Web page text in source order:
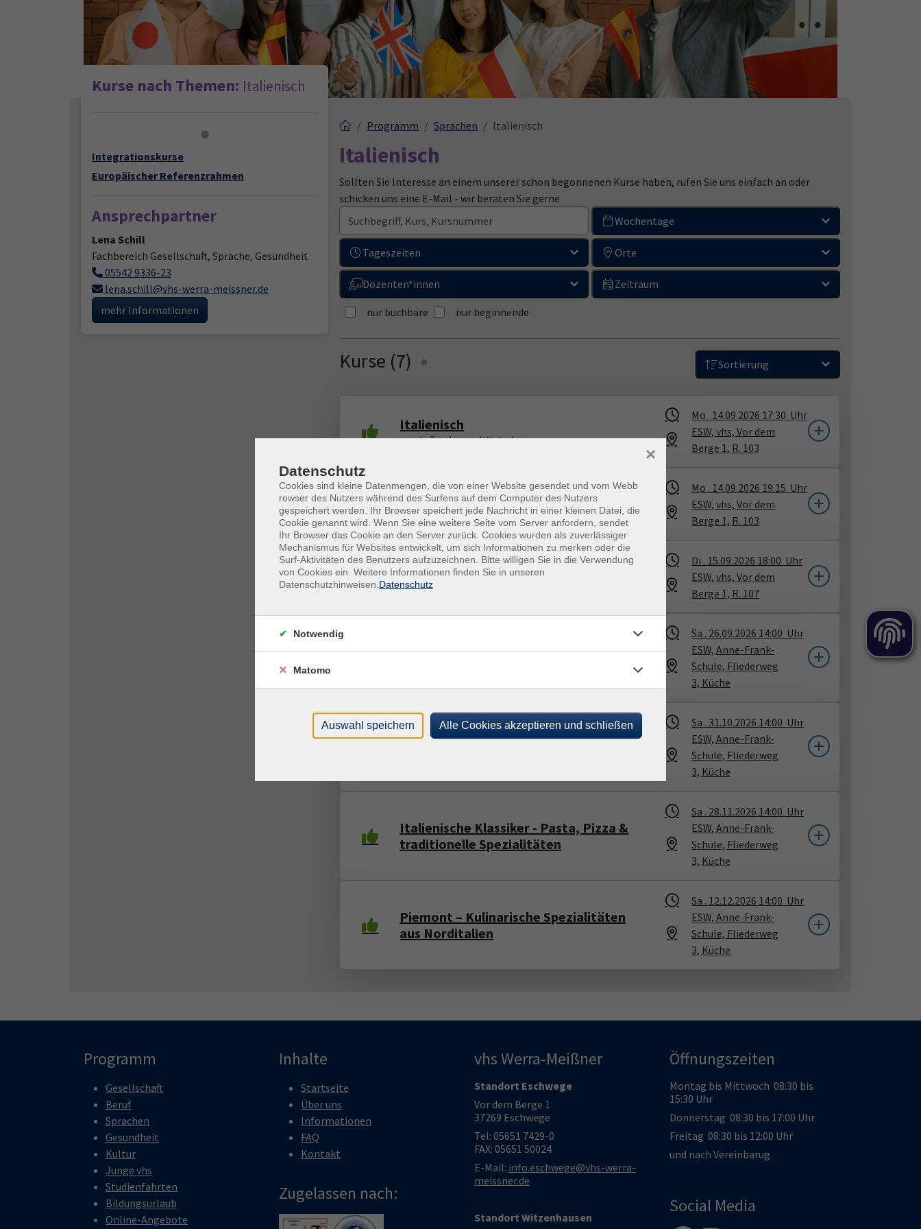
Programm Sprachen Italienisch
Italienisch
Sollten Sie Interesse an einem unserer schon begonnenen Kurse haben, rufen Sie uns einfach an oder
schicken uns eine E-Mail - wir beraten Sie gerne.
Wochentage
Tageszeiten Orte
Dozenten*innen Zeitraum
nur buchbare nur beginnende
Kurse (7) Sortierung
Italienisch
zum Auffrischen und Weiterlernen
Mo . 14.09.2026 17:30 Uhr
ESW, vhs, Vor dem
Berge 1, R. 103
Italienisch
mit Vorkenntnissen
Mo . 14.09.2026 19:15 Uhr
ESW, vhs, Vor dem
Berge 1, R. 103
Venite per palare in Italiano
Di . 15.09.2026 18:00 Uhr
ESW, vhs, Vor dem
Berge 1, R. 107
Die Kunst der Antipasti – Genuss wie in
Sa . 26.09.2026 14:00 Uhr
ESW, Anne-Frank-
Schule, Fliederweg
3, Küche
Latium - Kulinarische Spezialitäten
Sa . 31.10.2026 14:00 Uhr
ESW, Anne-Frank-
Schule, Fliederweg
3, Küche
Italienische Klassiker - Pasta, Pizza &
traditionelle Spezialitäten
Sa . 28.11.2026 14:00 Uhr
ESW, Anne-Frank-
Schule, Fliederweg
3, Küche
Piemont – Kulinarische Spezialitäten
aus Norditalien
Sa . 12.12.2026 14:00 Uhr
ESW, Anne-Frank-
Schule, Fliederweg
3, Küche
Kurse nach Themen: Italienisch
Loading...
Integrationskurse
Europäischer Referenzrahmen
Ansprechpartner
Lena Schill
Fachbereich Gesellschaft, Sprache, Gesundheit
05542 9336-23
lena.schill@vhs-werra-meissner.de
mehr Informationen
Programm
Gesellschaft
Beruf
Sprachen
Gesundheit
Kultur
Junge vhs
Studienfahrten
Bildungsurlaub
Online-Angebote
Inhalte
Startseite
Über uns
Informationen
FAQ
Kontakt
Zugelassen nach:
Show larger versionShow larger version
vhs Werra-Meißner
Standort Eschwege
Vor dem Berge 1
37269 Eschwege
Tel: 05651 7429-0
FAX: 05651 50024
E-Mail: info.eschwege@vhs-werra-
meissner.de
Standort Witzenhausen
Öffnungszeiten
Montag bis Mittwoch 08:30 bis
15:30 Uhr
Donnerstag 08:30 bis 17:00 Uhr
Freitag 08:30 bis 12:00 Uhr
und nach Vereinbarug
Social Media
Datenschutz
Cookies sind kleine Datenmengen, die von einer Website gesendet und vom Webb
rowser des Nutzers während des Surfens auf dem Computer des Nutzers
gespeichert werden. Ihr Browser speichert jede Nachricht in einer kleinen Datei, die
Cookie genannt wird. Wenn Sie eine weitere Seite vom Server anfordern, sendet
Ihr Browser das Cookie an den Server zurück. Cookies wurden als zuverlässiger
Mechanismus für Websites entwickelt, um sich Informationen zu merken oder die
Surf-Aktivitäten des Benutzers aufzuzeichnen. Bitte willigen Sie in die Verwendung
von Cookies ein. Weitere Informationen finden Sie in unseren
Datenschutzhinweisen. Datenschutz
×
Notwendig
Matomo
Auswahl speichern Alle Cookies akzeptieren und schließen